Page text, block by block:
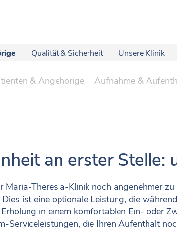
Qualität & Sicherheit Unsere Klinik
& Angehörige Aufnahme &
an erster Stelle:
Maria-Theresia-Klinik noch angenehmer
Dies ist eine optionale Leistung, die
in einem komfortablen Ein- oder
Serviceleistungen, die Ihren Aufenthalt